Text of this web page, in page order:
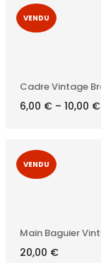
VENDU
Cadre Vintage
6,00 €– 10,00 €
VENDU
Main Baguier
20,00 €